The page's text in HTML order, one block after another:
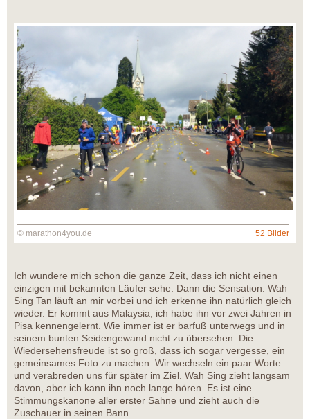
© marathon4you.de 52 Bilder
Ich wundere mich schon die ganze Zeit, dass ich nicht einen
einzigen mit bekannten Läufer sehe. Dann die Sensation: Wah
Sing Tan läuft an mir vorbei und ich erkenne ihn natürlich gleich
wieder. Er kommt aus Malaysia, ich habe ihn vor zwei Jahren in
Pisa kennengelernt. Wie immer ist er barfuß unterwegs und in
seinem bunten Seidengewand nicht zu übersehen. Die
Wiedersehensfreude ist so groß, dass ich sogar vergesse, ein
gemeinsames Foto zu machen. Wir wechseln ein paar Worte
und verabreden uns für später im Ziel. Wah Sing zieht langsam
davon, aber ich kann ihn noch lange hören. Es ist eine
Stimmungskanone aller erster Sahne und zieht auch die
Zuschauer in seinen Bann.